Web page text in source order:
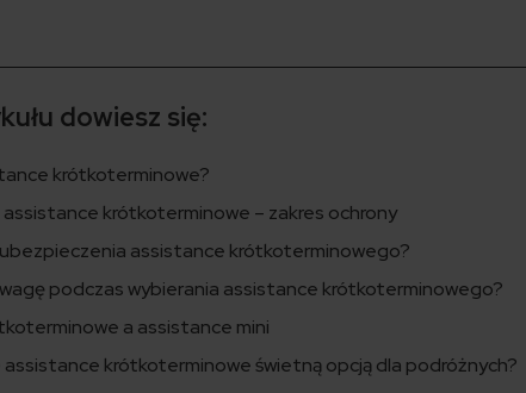
dowiesz się:
krótkoterminowe?
krótkoterminowe – zakres ochrony
assistance krótkoterminowego?
podczas wybierania assistance krótkoterminowego?
a assistance mini
krótkoterminowe świetną opcją dla podróżnych?